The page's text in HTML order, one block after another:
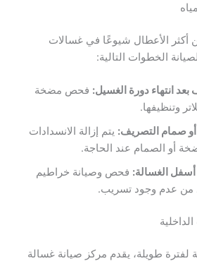
أكثر الأعطال شيوعًا في غسالات
الخطوات التالية:
بعد انتهاء دورة الغسيل: فحص مضخة
وتنظيفها.
صمام التصريف: يتم إزالة الانسدادات
أو الصمام عند الحاجة.
الغسالة: فحص وصيانة خراطيم
من عدم وجود تسريب.
لفترة طويلة، يقدم مركز صيانة غسالة